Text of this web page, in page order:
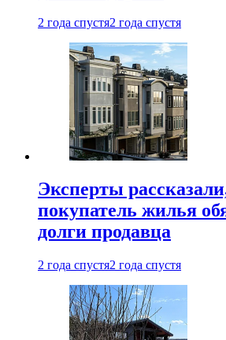
2 года спустя2 года спустя
Эксперты
покупатель жилья
долги продавца
2 года спустя2 года спустя